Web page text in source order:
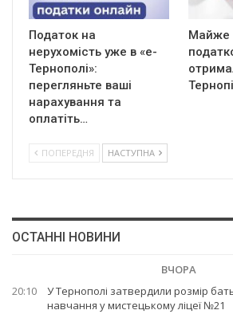
Податок на
нерухомість уже в «е-
Тернополі»:
перегляньте ваші
нарахування та
оплатіть…
Майже
ПОПЕРЕДНЯ НАСТУПНА
ОСТАННІ НОВИНИ
ВЧОРА
20:10
У Тернополі затвердили розмір
навчання у мистецькому ліцеї №21